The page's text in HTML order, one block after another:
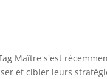
Maître s'est
et cibler leurs